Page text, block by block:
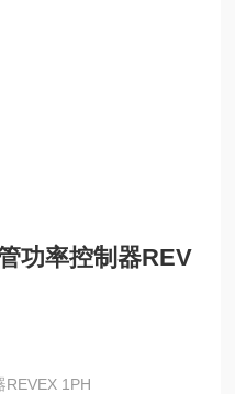
功率控制器REV
1PH